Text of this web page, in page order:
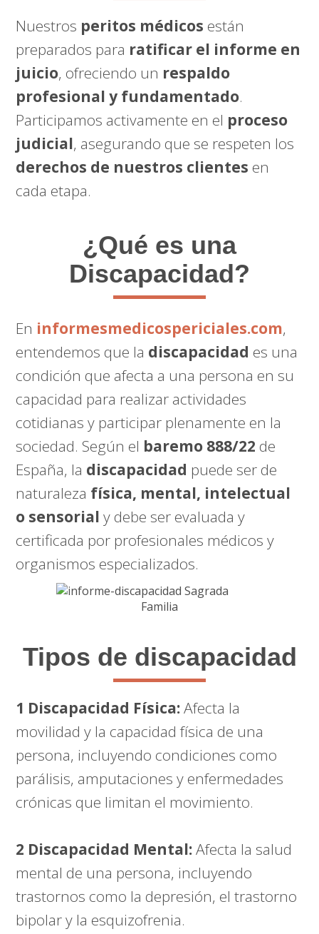
Nuestros peritos médicos están
preparados para ratificar el informe en
juicio, ofreciendo un respaldo
profesional y fundamentado.
Participamos activamente en el proceso
judicial, asegurando que se respeten los
derechos de nuestros clientes en
cada etapa.
¿Qué es una
Discapacidad?
En informesmedicospericiales.com,
entendemos que la discapacidad es una
condición que afecta a una persona en su
capacidad para realizar actividades
cotidianas y participar plenamente en la
sociedad. Según el baremo 888/22 de
España, la discapacidad puede ser de
naturaleza física, mental, intelectual
o sensorial y debe ser evaluada y
certificada por profesionales médicos y
organismos especializados.
Tipos de discapacidad
1 Discapacidad Física:Afecta la
movilidad y la capacidad física de una
persona, incluyendo condiciones como
parálisis, amputaciones y enfermedades
crónicas que limitan el movimiento.
2 Discapacidad Mental:Afecta la salud
mental de una persona, incluyendo
trastornos como la depresión, el trastorno
bipolar y la esquizofrenia.